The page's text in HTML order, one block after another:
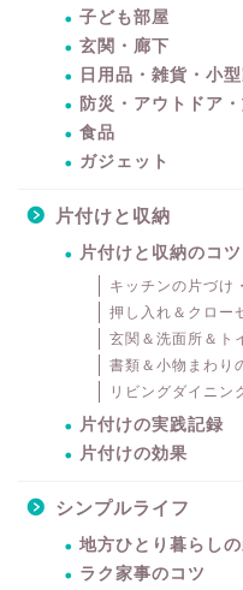
子ども部屋
玄関・廊下
日用品・雑貨・小
防災・アウトドア
食品
ガジェット
片付けと収納
片付けと収納のコツ
キッチンの片づけ
押し入れ＆クロー
玄関＆洗面所＆ト
書類＆小物まわり
リビングダイニン
片付けの実践記録
片付けの効果
シンプルライフ
地方ひとり暮らし
ラク家事のコツ